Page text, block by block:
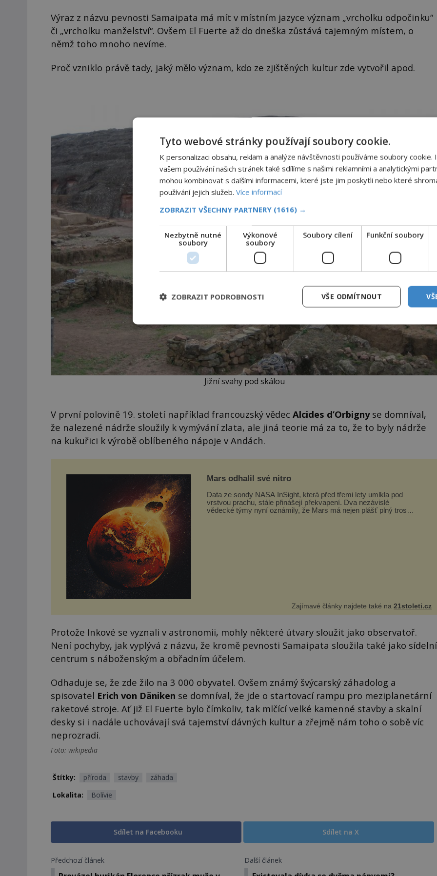
Výraz z názvu pevnosti Samaipata má mít v místním jazyce význam „vrcholku odpočinku“
či „vrcholku manželství“. Ovšem El Fuerte až do dneška zůstává tajemným místem, o
němž toho mnoho nevíme.
Proč vzniklo právě tady, jaký mělo význam, kdo ze zjištěných kultur zde vytvořil apod.
Jižní svahy pod skálou
V první polovině 19. století například francouzský vědec Alcides d’Orbignyse domníval,
že nalezené nádrže sloužily k vymývání zlata, ale jiná teorie má za to, že to byly nádrže
na kukuřici k výrobě oblíbeného nápoje v Andách.
Mars odhalil své nitro
Data ze sondy NASA InSight, která před třemi lety umlkla pod
vrstvou prachu, stále přinášejí překvapení. Dva nezávislé
vědecké týmy nyní oznámily, že Mars má nejen plášť plný trosek
Zajímavé články najdete také na21stoleti.cz
Protože Inkové se vyznali v astronomii, mohly některé útvary sloužit jako observatoř.
Není pochyby, jak vyplývá z názvu, že kromě pevnosti Samaipata sloužila také jako sídelní
centrum s náboženským a obřadním účelem.
Odhaduje se, že zde žilo na 3 000 obyvatel. Ovšem známý švýcarský záhadolog a
spisovatel Erich von Däniken se domníval, že jde o startovací rampu pro meziplanetární
raketové stroje. Ať již El Fuerte bylo čímkoliv, tak mlčící velké kamenné stavby a skalní
desky si i nadále uchovávají svá tajemství dávných kultur a zřejmě nám toho o sobě víc
neprozradí.
Foto: wikipedia
Štítky: příroda stavby
záhada
Lokalita:
Bolívie
Sdílet na Facebooku Sdílet na X
Předchozí článek Další článek
Tyto webové stránky používají soubory cookie.
K personalizaci obsahu, reklam a analýze návštěvnosti používáme soubory cookie.
vašem používání našich stránek také sdílíme s našimi reklamními a analytickými
mohou kombinovat s dalšími informacemi, které jste jim poskytli nebo které
používání jejich služeb. Více informací
ZOBRAZIT VŠECHNY PARTNERY (1616) →
Nezbytně nutné
soubory
Výkonové
soubory
Soubory cílení Funkční soubory
VŠE ODMÍTNOUT
ZOBRAZIT PODROBNOSTI